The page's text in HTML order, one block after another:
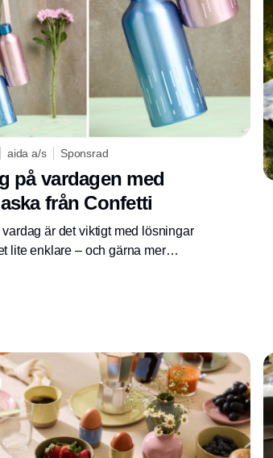
skaparen av Mumintrollen, Tove
aida a/s Sponsrad
på vardagen med
från Confetti
vardag är det viktigt med lösningar
lite enklare – och gärna mer